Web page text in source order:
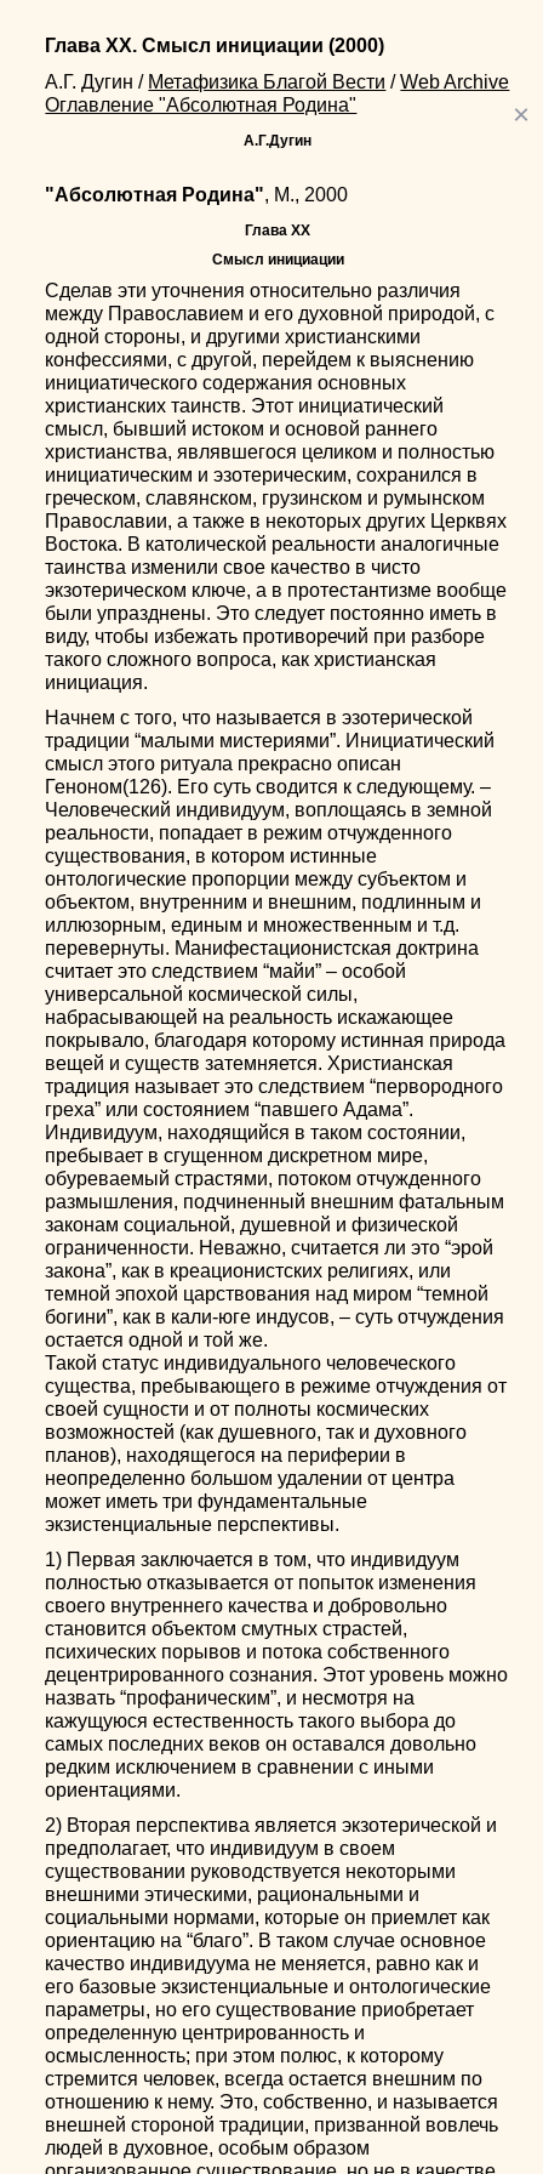
×
Глава XX. Смысл инициации (2000)
А.Г. Дугин / Метафизика Благой Вести / Web Archive
Оглавление "Абсолютная Родина"
А.Г.Дугин
"Абсолютная Родина", М., 2000
Глава XX
Смысл инициации
Сделав эти уточнения относительно различия
между Православием и его духовной природой, с
одной стороны, и другими христианскими
конфессиями, с другой, перейдем к выяснению
инициатического содержания основных
христианских таинств. Этот инициатический
смысл, бывший истоком и основой раннего
христианства, являвшегося целиком и полностью
инициатическим и эзотерическим, сохранился в
греческом, славянском, грузинском и румынском
Православии, а также в некоторых других Церквях
Востока. В католической реальности аналогичные
таинства изменили свое качество в чисто
экзотерическом ключе, а в протестантизме вообще
были упразднены. Это следует постоянно иметь в
виду, чтобы избежать противоречий при разборе
такого сложного вопроса, как христианская
инициация.
Начнем с того, что называется в эзотерической
традиции “малыми мистериями”. Инициатический
смысл этого ритуала прекрасно описан
Геноном(126). Его суть сводится к следующему. –
Человеческий индивидуум, воплощаясь в земной
реальности, попадает в режим отчужденного
существования, в котором истинные
онтологические пропорции между субъектом и
объектом, внутренним и внешним, подлинным и
иллюзорным, единым и множественным и т.д.
перевернуты. Манифестационистская доктрина
считает это следствием “майи” – особой
универсальной космической силы,
набрасывающей на реальность искажающее
покрывало, благодаря которому истинная природа
вещей и существ затемняется. Христианская
традиция называет это следствием “первородного
греха” или состоянием “павшего Адама”.
Индивидуум, находящийся в таком состоянии,
пребывает в сгущенном дискретном мире,
обуреваемый страстями, потоком отчужденного
размышления, подчиненный внешним фатальным
законам социальной, душевной и физической
ограниченности. Неважно, считается ли это “эрой
закона”, как в креационистских религиях, или
темной эпохой царствования над миром “темной
богини”, как в кали-юге индусов, – суть отчуждения
остается одной и той же.
Такой статус индивидуального человеческого
существа, пребывающего в режиме отчуждения от
своей сущности и от полноты космических
возможностей (как душевного, так и духовного
планов), находящегося на периферии в
неопределенно большом удалении от центра
может иметь три фундаментальные
экзистенциальные перспективы.
1) Первая заключается в том, что индивидуум
полностью отказывается от попыток изменения
своего внутреннего качества и добровольно
становится объектом смутных страстей,
психических порывов и потока собственного
децентрированного сознания. Этот уровень можно
назвать “профаническим”, и несмотря на
кажущуюся естественность такого выбора до
самых последних веков он оставался довольно
редким исключением в сравнении с иными
ориентациями.
2) Вторая перспектива является экзотерической и
предполагает, что индивидуум в своем
существовании руководствуется некоторыми
внешними этическими, рациональными и
социальными нормами, которые он приемлет как
ориентацию на “благо”. В таком случае основное
качество индивидуума не меняется, равно как и
его базовые экзистенциальные и онтологические
параметры, но его существование приобретает
определенную центрированность и
осмысленность; при этом полюс, к которому
стремится человек, всегда остается внешним по
отношению к нему. Это, собственно, и называется
внешней стороной традиции, призванной вовлечь
людей в духовное, особым образом